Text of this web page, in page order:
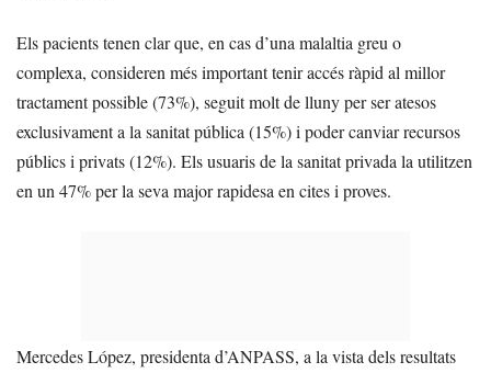
Els pacients tenen clar que, en cas d’una malaltia greu o
complexa, consideren més important tenir accés ràpid al millor
tractament possible (73%), seguit molt de lluny per ser atesos
exclusivament a la sanitat pública (15%) i poder canviar recursos
públics i privats (12%). Els usuaris de la sanitat privada la utilitzen
en un 47% per la seva major rapidesa en cites i proves.
Mercedes López, presidenta d’ANPASS, a la vista dels resultats